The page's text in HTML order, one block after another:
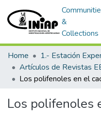
&
Collections
Home
Artículos de Revistas
Los polifenoles en el
Los polifenoles